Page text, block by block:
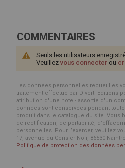
COMMENTAIRES
Seuls les utilisateurs
Veuillez vous connecter ou
Les données personnelles recueillies
traitement effectué par Diverti Editions
attribution d'une note - assortie d'un
données sont conservées pendant
produit dans le catalogue du site. Vous
de rectification, de portabilité,
personnelles. Pour l’exercer, veuillez
17, avenue du Cerisier Noir, 86530
Politique de protection des données